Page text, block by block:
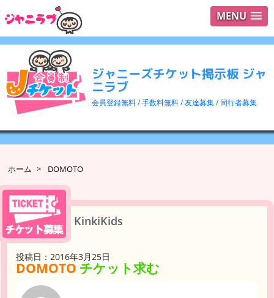
MENU
ジャニーズチケット掲示板 ジャ
ニラブ
会員登録無料 / 手数料無料 / 友達募集 / 同行者募集
ログイ
検索
ホーム > DOMOTO
KinkiKids
投稿日：2016年3月25日
DOMOTO チケット求む